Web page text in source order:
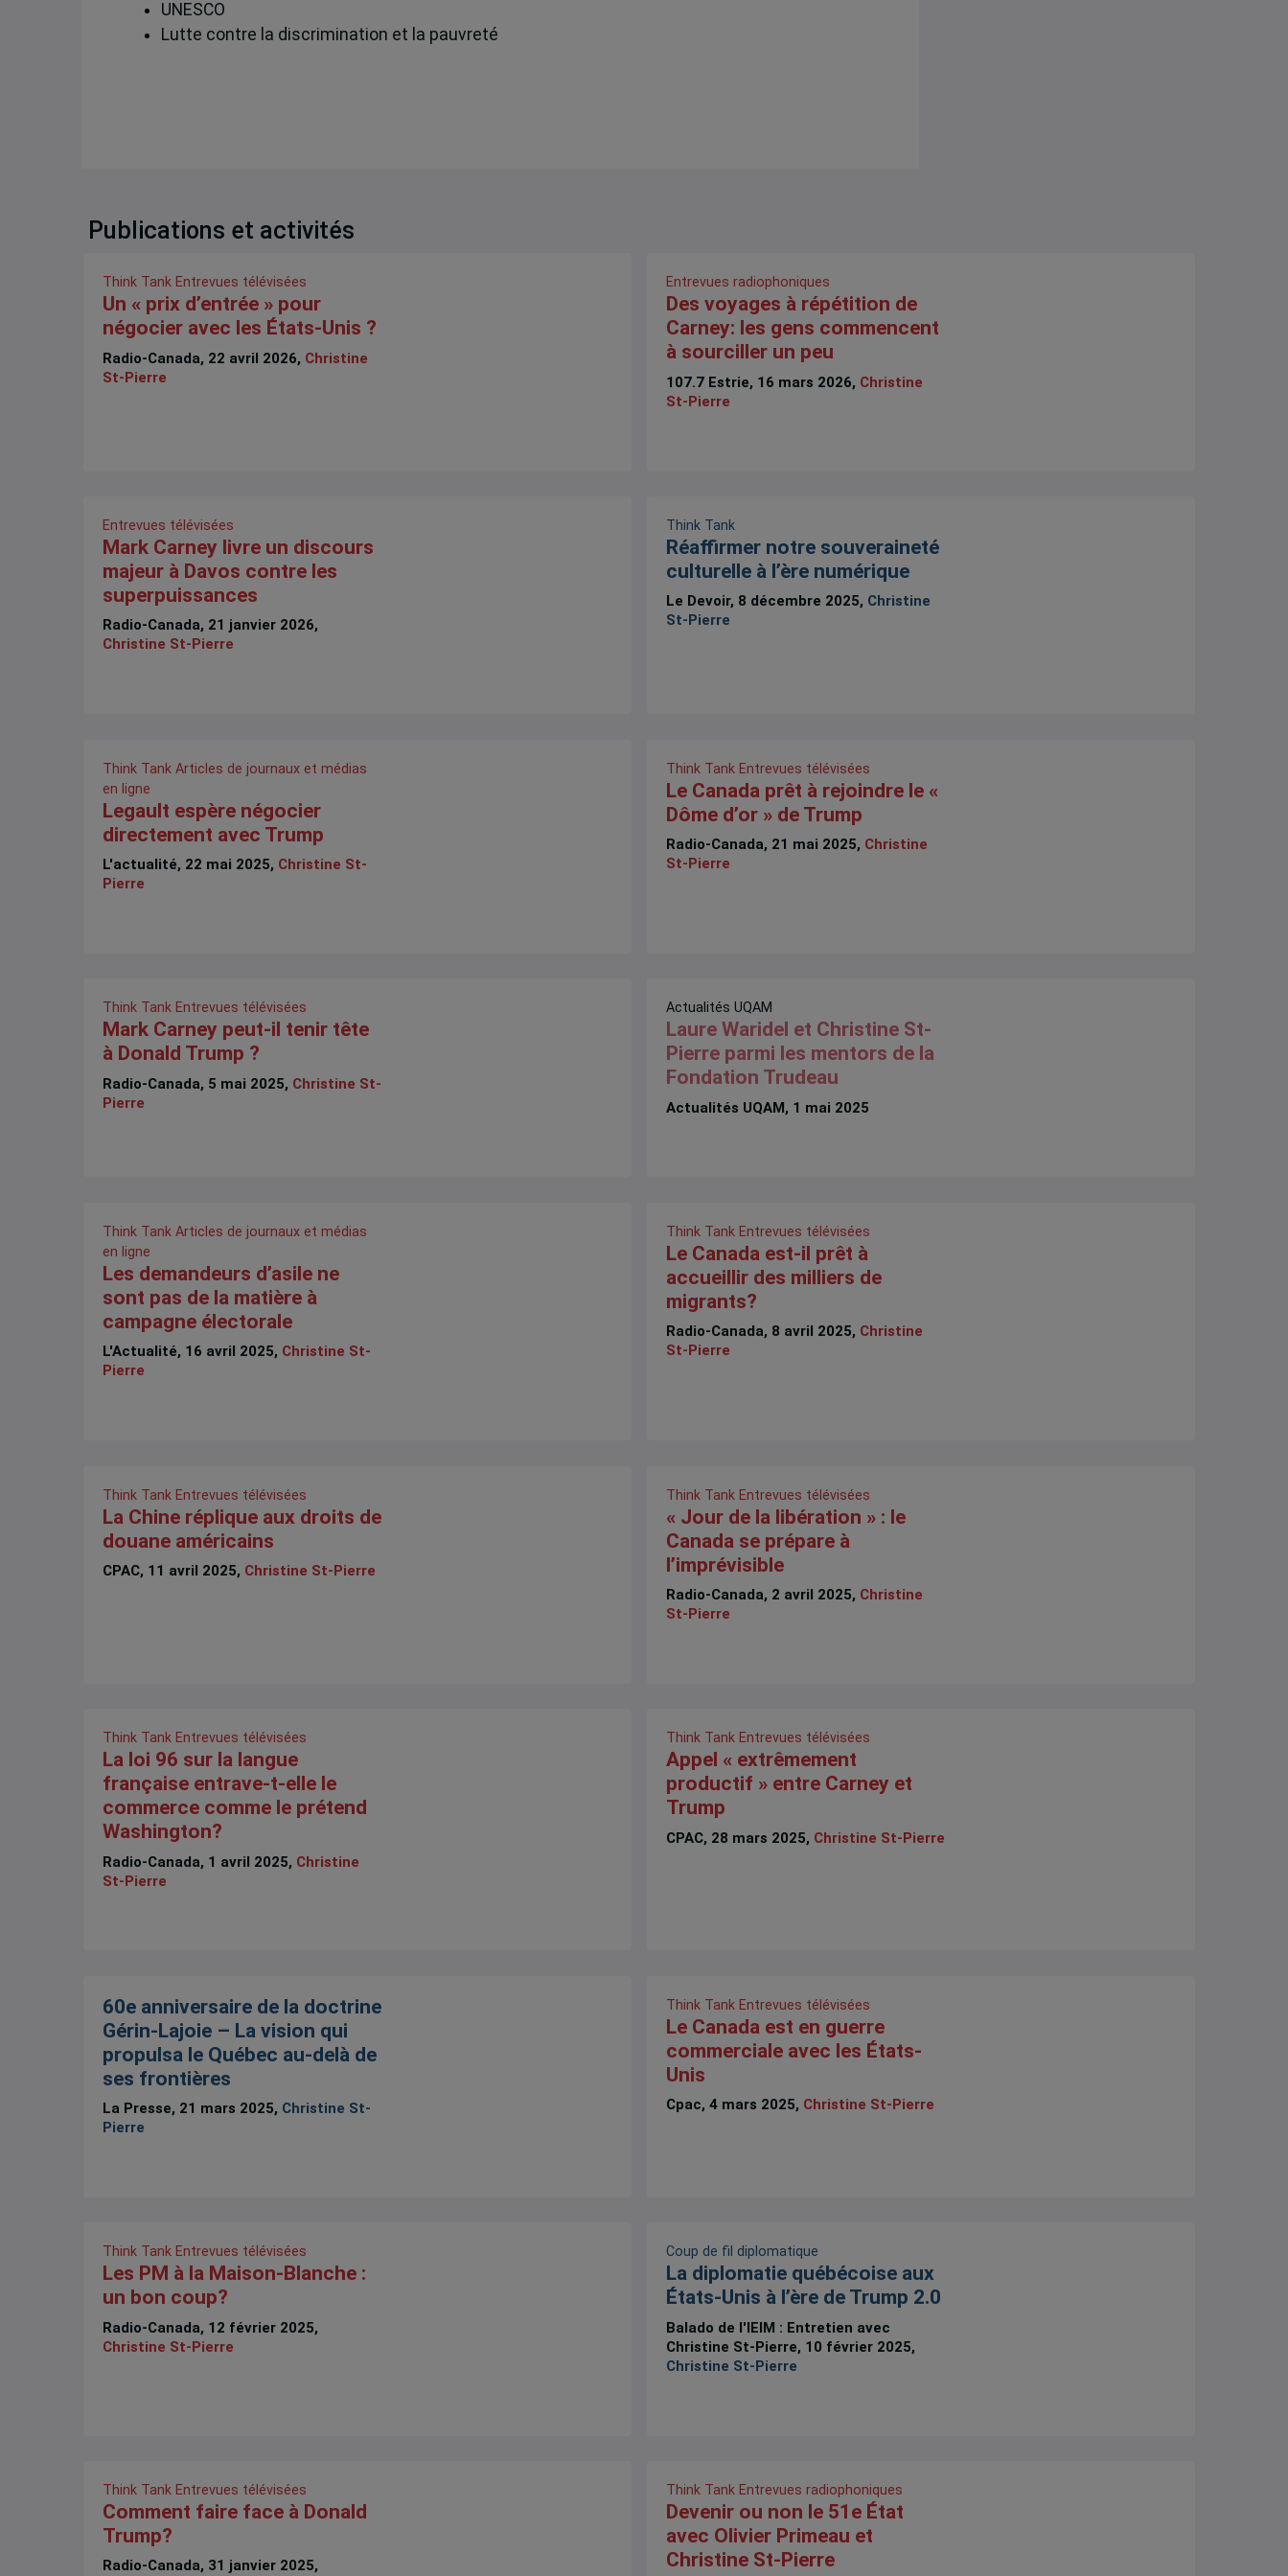
UNESCO
Lutte contre la discrimination et la pauvreté
Publications et activités
Think Tank Entrevues télévisées
Un « prix d’entrée » pour
négocier avec les États-Unis ?
Radio-Canada, 22 avril 2026, Christine
St-Pierre
Entrevues radiophoniques
Des voyages à répétition de
Carney: les gens commencent
à sourciller un peu
107.7 Estrie, 16 mars 2026, Christine
St-Pierre
Entrevues télévisées
Mark Carney livre un discours
majeur à Davos contre les
superpuissances
Radio-Canada, 21 janvier 2026,
Christine St-Pierre
Think Tank
Réaffirmer notre souveraineté
culturelle à l’ère numérique
Le Devoir, 8 décembre 2025, Christine
St-Pierre
Think Tank Articles de journaux et médias
en ligne
Legault espère négocier
directement avec Trump
L'actualité, 22 mai 2025, Christine St-
Pierre
Think Tank Entrevues télévisées
Le Canada prêt à rejoindre le «
Dôme d’or » de Trump
Radio-Canada, 21 mai 2025, Christine
St-Pierre
Think Tank Entrevues télévisées
Mark Carney peut-il tenir tête
à Donald Trump ?
Radio-Canada, 5 mai 2025, Christine St-
Pierre
Actualités UQAM
Laure Waridel et Christine St-
Pierre parmi les mentors de la
Fondation Trudeau
Actualités UQAM, 1 mai 2025
Think Tank Articles de journaux et médias
en ligne
Les demandeurs d’asile ne
sont pas de la matière à
campagne électorale
L'Actualité, 16 avril 2025, Christine St-
Pierre
Think Tank Entrevues télévisées
Le Canada est-il prêt à
accueillir des milliers de
migrants?
Radio-Canada, 8 avril 2025, Christine
St-Pierre
Think Tank Entrevues télévisées
La Chine réplique aux droits de
douane américains
CPAC, 11 avril 2025, Christine St-Pierre
Think Tank Entrevues télévisées
« Jour de la libération » : le
Canada se prépare à
l’imprévisible
Radio-Canada, 2 avril 2025, Christine
St-Pierre
Think Tank Entrevues télévisées
La loi 96 sur la langue
française entrave-t-elle le
commerce comme le prétend
Washington?
Radio-Canada, 1 avril 2025, Christine
St-Pierre
Think Tank Entrevues télévisées
Appel « extrêmement
productif » entre Carney et
Trump
CPAC, 28 mars 2025, Christine St-Pierre
60e anniversaire de la doctrine
Gérin-Lajoie – La vision qui
propulsa le Québec au-delà de
ses frontières
La Presse, 21 mars 2025, Christine St-
Pierre
Think Tank Entrevues télévisées
Le Canada est en guerre
commerciale avec les États-
Unis
Cpac, 4 mars 2025, Christine St-Pierre
Think Tank Entrevues télévisées
Les PM à la Maison-Blanche :
un bon coup?
Radio-Canada, 12 février 2025,
Christine St-Pierre
Coup de fil diplomatique
La diplomatie québécoise aux
États-Unis à l’ère de Trump 2.0
Balado de l'IEIM : Entretien avec
Christine St-Pierre, 10 février 2025,
Christine St-Pierre
Think Tank Entrevues télévisées
Comment faire face à Donald
Trump?
Radio-Canada, 31 janvier 2025,
Think Tank Entrevues radiophoniques
Devenir ou non le 51e État
avec Olivier Primeau et
Christine St-Pierre